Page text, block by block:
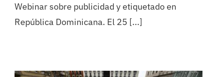
Webinar sobre publicidad y etiquetado en
República Dominicana. El 25 [...]